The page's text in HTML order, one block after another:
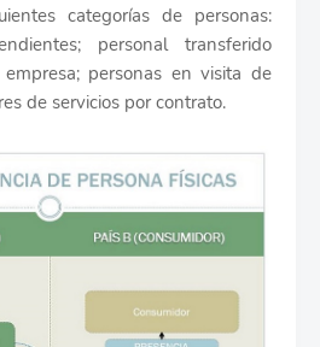
categorías de personas:
personal transferido
personas en visita de
de servicios por contrato.